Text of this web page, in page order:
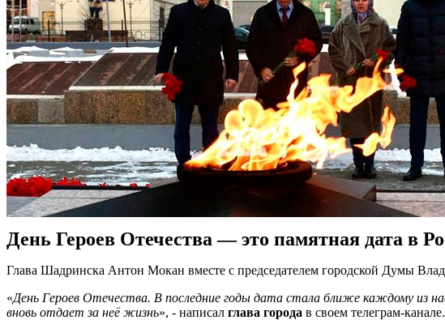
День Героев Отечества — это памятная дата в
Глава Шадринска Антон Мокан вместе с председателем городской Думы
«День Героев Отечества. В последние годы дата стала ближе каждому из
вновь отдает за неё жизнь», - написал глава города в своем телеграм-канале.